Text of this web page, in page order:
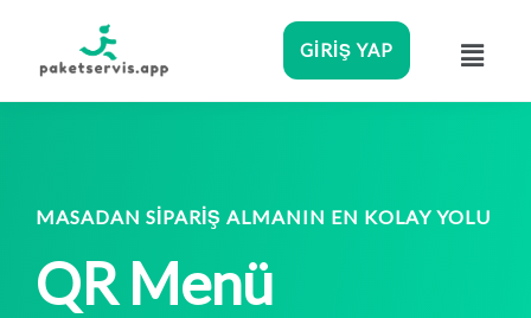
GIRIŞ YAP
MASADAN SIPARIŞ ALMANIN EN KOLAY YOLU
QR Menü